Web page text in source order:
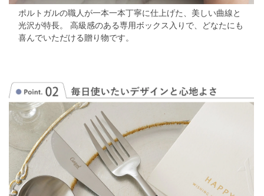
ポルトガルの職人が一本一本丁寧に仕上げた、美しい曲線と
光沢が特長。
高級感のある専用ボックス入りで、どなたにも
喜んでいただける贈り物です。